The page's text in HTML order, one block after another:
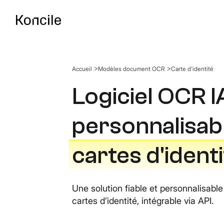
Documentation API
OCR Benchmark
Comparez les meilleurs
Accueil Modèles document OCR Carte d'identité
Logiciel OCR
cartes
Une solution fiable et
cartes d’identité, intégrable via API.